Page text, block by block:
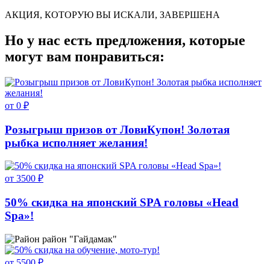
АКЦИЯ, КОТОРУЮ ВЫ ИСКАЛИ, ЗАВЕРШЕНА
Но у нас есть предложения, которые
могут вам понравиться:
от 0 ₽
Розыгрыш призов от ЛовиКупон! Золотая
рыбка исполняет желания!
от 3500 ₽
50% скидка на японский SPA головы «Head
Spa»!
район "Гайдамак"